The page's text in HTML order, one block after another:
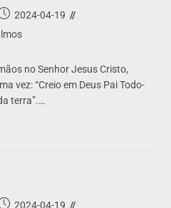
2024-04-19
no Senhor Jesus Cristo,
vez: “Creio em Deus Pai Todo-
terra”.…
2024-04-19